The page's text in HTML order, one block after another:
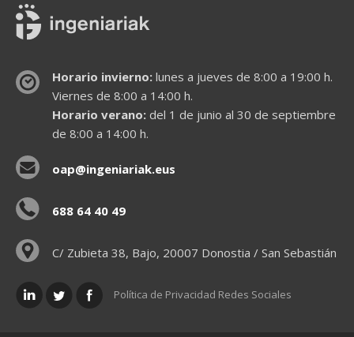
Horario invierno:lunes a jueves de 8:00 a 19:00 h.
Viernes de 8:00 a 14:00 h.
Horario verano:del 1 de junio al 30 de septiembre
de 8:00 a 14:00 h.
oap@ingeniariak.eus
688 64 40 49
C/ Zubieta 38, Bajo, 20007 Donostia / San Sebastián
Política de Privacidad Redes Sociales